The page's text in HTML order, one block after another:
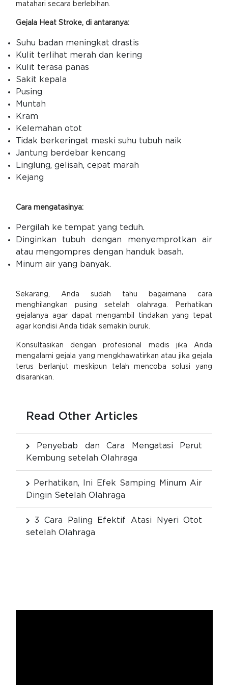
matahari secara berlebihan.
Gejala Heat Stroke, di antaranya:
Suhu badan meningkat drastis
Kulit terlihat merah dan kering
Kulit terasa panas
Sakit kepala
Pusing
Muntah
Kram
Kelemahan otot
Tidak berkeringat meski suhu tubuh naik
Jantung berdebar kencang
Linglung, gelisah, cepat marah
Kejang
Cara mengatasinya:
Pergilah ke tempat yang teduh.
Dinginkan tubuh dengan menyemprotkan air
atau mengompres dengan handuk basah.
Minum air yang banyak.
Sekarang, Anda sudah tahu bagaimana cara
menghilangkan pusing setelah olahraga. Perhatikan
gejalanya agar dapat mengambil tindakan yang tepat
agar kondisi Anda tidak semakin buruk.
Konsultasikan dengan profesional medis jika Anda
mengalami gejala yang mengkhawatirkan atau jika gejala
terus berlanjut meskipun telah mencoba solusi yang
disarankan.
Read Other Articles
Penyebab dan Cara Mengatasi Perut
Kembung setelah Olahraga
Perhatikan, Ini Efek Samping Minum Air
Dingin Setelah Olahraga
3 Cara Paling Efektif Atasi Nyeri Otot
setelah Olahraga